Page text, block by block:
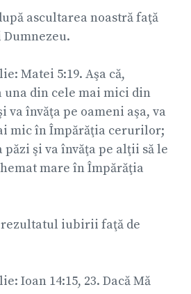
ascultarea noastră faţă
Matei 5:19. Aşa că,
una din cele mai mici din
va învăţa pe oameni aşa, va
mic în Împărăţia cerurilor;
şi va învăţa pe alţii să le
mare în Împărăţia
rezultatul iubirii faţă de
Ioan 14:15, 23. Dacă Mă